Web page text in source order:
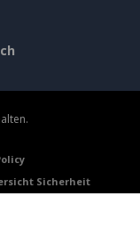
Sicherheit